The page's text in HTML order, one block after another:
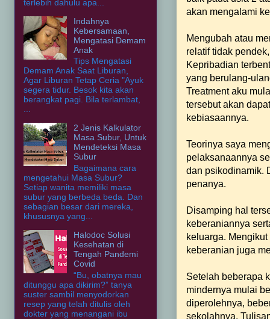
akan mengalami
Mengubah atau
relatif tidak
Kepribadian
yang berulang-
Treatment aku
tersebut akan
kebiasaannya.
Teorinya saya
pelaksanaannya
dan psikodinamik.
penanya.
Disamping hal
keberaniannya
keluarga.
keberanian juga
Setelah beberapa
mindernya mulai
diperolehnya,
sekolahnya.
terlebih dahulu apa...
Indahnya
Kebersamaan,
Mengatasi Demam
Anak
Tips Mengatasi
Demam Anak Saat Liburan,
Agar Liburan Tetap Ceria "Ayuk
segera tidur. Besok kita akan
berangkat pagi. Bila terlambat,
...
2 Jenis Kalkulator
Masa Subur, Untuk
Mendeteksi Masa
Subur
Bagaimana cara
mengetahui Masa Subur?
Setiap wanita memiliki masa
subur yang berbeda beda. Dan
sebagian besar dari mereka,
khususnya yang...
Halodoc Solusi
Kesehatan di
Tengah Pandemi
Covid
“Bu, obatnya mau
ditunggu apa dikirim?” tanya
suster sambil menyodorkan
resep yang telah ditulis oleh
dokter yang menangani ibu